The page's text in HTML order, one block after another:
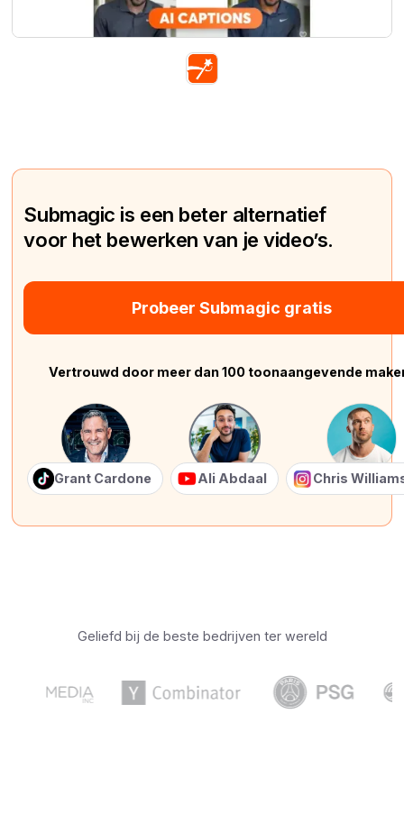
Submagic is een beter alternatief
voor het bewerken van je video’s.
Probeer Submagic gratis
Vertrouwd door meer dan 100 toonaangevende
Grant Cardone Ali Abdaal Chris
Geliefd bij de beste bedrijven ter wereld